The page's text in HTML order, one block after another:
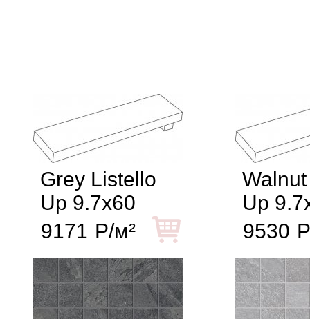
Grey Listello
Up 9.7x60
9171 Р/м²
Up
9530